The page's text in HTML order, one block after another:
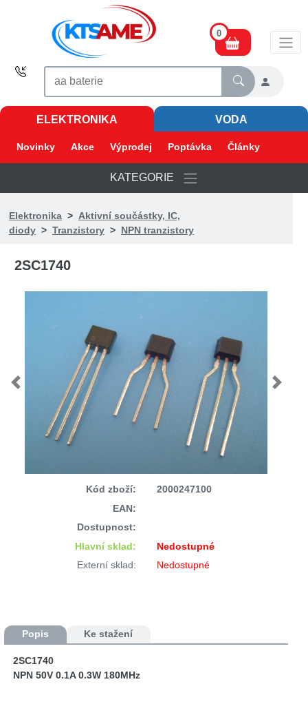
0
ELEKTRONIKA VODA
Novinky Akce Výprodej Poptávka Články
KATEGORIE
Elektronika> Aktivní součástky, IC,
diody> Tranzistory> NPN tranzistory
2SC1740
Previous Next
Kód zboží:
2000247100
EAN:
Dostupnost:
Hlavní sklad:
Nedostupné
Externí sklad:
Nedostupné
Popis Ke stažení
2SC1740
NPN 50V 0.1A 0.3W 180MHz